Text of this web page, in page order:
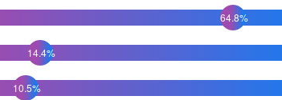
64.8%
14.4%
10.5%